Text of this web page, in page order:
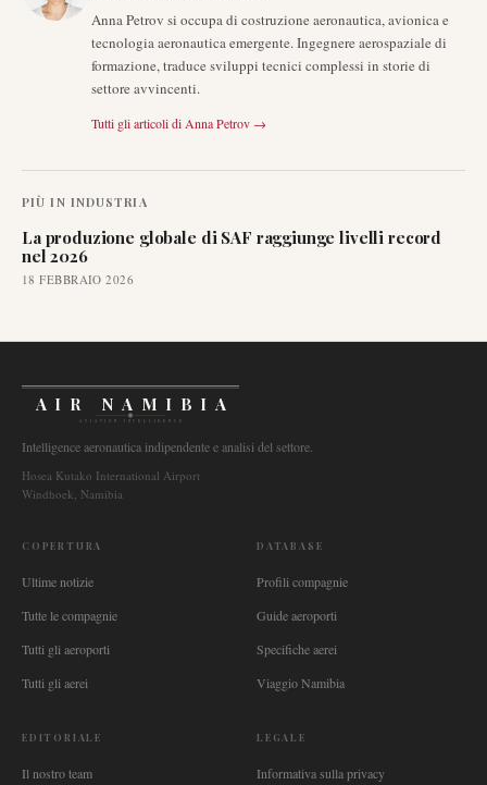
Anna Petrov si occupa di costruzione aeronautica, avionica e
tecnologia aeronautica emergente. Ingegnere aerospaziale di
formazione, traduce sviluppi tecnici complessi in storie di
settore avvincenti.
Tutti gli articoli di Anna Petrov →
PIÙ IN INDUSTRIA
La produzione globale di SAF raggiunge livelli record
nel 2026
18 FEBBRAIO 2026
AIR NAMIBIA
AVIATION INTELLIGENCE
Intelligence aeronautica indipendente e analisi del settore.
Hosea Kutako International Airport
Windhoek, Namibia
COPERTURA
Ultime notizie
Tutte le compagnie
Tutti gli aeroporti
Tutti gli aerei
DATABASE
Profili compagnie
Guide aeroporti
Specifiche aerei
Viaggio Namibia
EDITORIALE
Il nostro team
LEGALE
Informativa sulla privacy